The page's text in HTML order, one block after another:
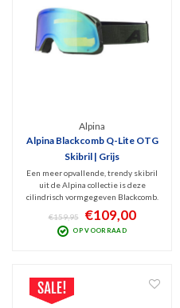
Alpina
Alpina Blackcomb Q-Lite OTG
Skibril | Grijs
Een meer opvallende, trendy skibril
uit de Alpina collectie is deze
cilindrisch vormgegeven Blackcomb.
Deze grijze versie heeft een Q-Lite
spiegellens (Cat. 2) die zorgt voor
contrastrijk beeld en filtering van
€159,95 €109,00
OP VOORRAAD